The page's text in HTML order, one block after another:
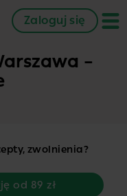
Zaloguj się
–
zwolnienia?
od 89 zł